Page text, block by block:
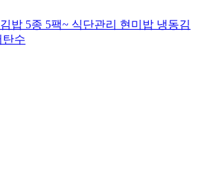
밥 5종 5팩~ 식단관리 현미밥 냉동김
탄수